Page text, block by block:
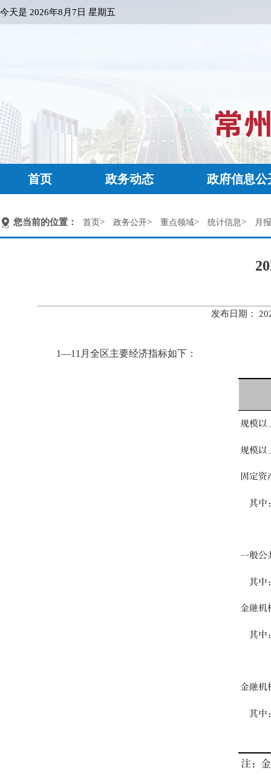
今天是 2026年8月7日 星期五
首页 政务动态 政府信息公
您当前的位置： 首页> 政务公开> 重点领域> 统计信息> 月报
发布日期：
1—11月全区主要经济指标如下：